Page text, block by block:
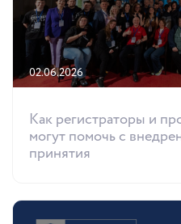
02.06.2026
Как регистраторы и
могут помочь с
принятия